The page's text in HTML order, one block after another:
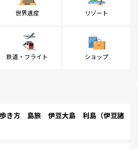
世界遺産 リゾート
鉄道・フライト ショップ
き方 島旅 伊豆大島 利島（伊豆諸